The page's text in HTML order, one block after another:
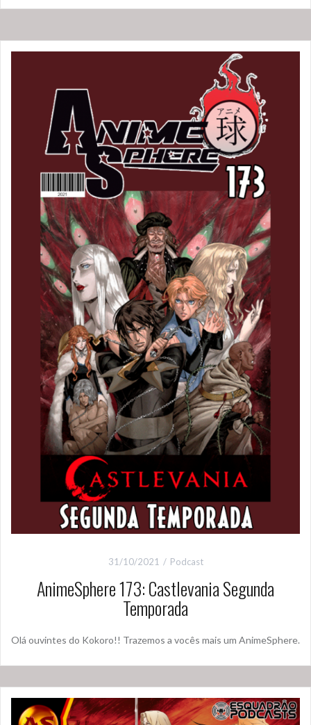
31/10/2021 Podcast
AnimeSphere 173: Castlevania Segunda
Temporada
Olá ouvintes do Kokoro!! Trazemos a vocês mais um AnimeSphere.